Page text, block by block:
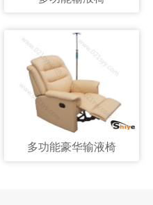
多功能豪华输液椅